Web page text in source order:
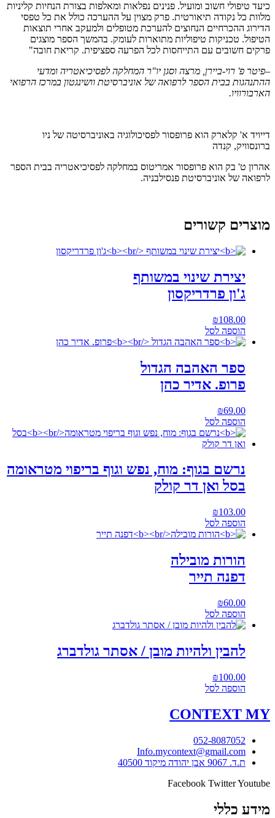
כיעד טיפולי חשוב ומועיל. פנינים נפלאות ומאלפות בצורת הנחיות קליניות
מלוות כל נקודה תיאורטית. פרק מצוין על ההערכה כולל את כל טפסי
הדירוג ההכרחיים הנחוצים להערכת מטופלים ולמעקב אחרי תוצאות
הטיפול. טכניקות טיפוליות מתוארות לעומק. בהמשך הספר מוצגים
פרקים חשובים עם התייחסות לכל הפרעה ספציפית. קריאת חובה"
–פיטר פ' רוי-ביירן, מרצה וסגן יו"ר המחלקה לפסיכיאטריה ומדעי
ההתנהגות בבית הספר לרפואה של אוניברסיטת וושינגטון במרכז הרפואי
הארבורוויו.
דייויד א' קלארק הוא פרופסור לפסיכולוגיה באוניברסיטה של ניו
ברונסוויק, קנדה
אהרון ט' בק הוא פרופסור אמריטוס במחלקה לפסיכיאטריה בבית הספר
לרפואה של אוניברסיטת פנסילבניה.
מוצרים קשורים
יצירת שינוי במשותף
ג'ון פרדריקסון
₪108.00
הוספה לסל
ספר האהבה הגדול
פרופ. אדיר כהן
₪69.00
הוספה לסל
נרשם בגוף: מוח, נפש וגוף בריפוי מטראומה
בסל ואן דר קולק
₪103.00
הוספה לסל
הורות מובילה
דפנה תייר
₪60.00
הוספה לסל
להבין ולהיות מובן / אסתר גולדברג
₪100.00
הוספה לסל
CONTEXT MY
052-8087052
Info.mycontext@gmail.com
ת.ד. 9067 אבן יהודה מיקוד 40500
Facebook TwitterYoutube
מידע כללי